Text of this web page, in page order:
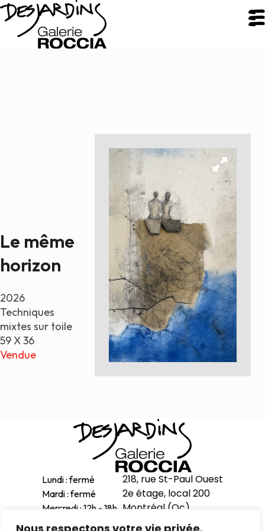
Desjardins
Desjardins
Démarche
Inspirations
Portfolio
Peintures
Sculptures
Petits grimpeurs
Études
Sculptures monumentales
Filmographie
Revue de presse
Contact
English
Le même
horizon
2026
Techniques
mixtes sur toile
59 X 36
Vendue
Lundi : fermé
Mardi : fermé
Mercredi : 12h - 18h
Jeudi : 12h - 18h
218, rue St-Paul Ouest
2e étage, local 200
Montréal (Qc)
H2Y 1Z9